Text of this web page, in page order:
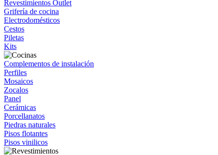
Revestimientos Outlet
Grifería de cocina
Electrodomésticos
Cestos
Piletas
Kits
Complementos de instalación
Perfiles
Mosaicos
Zocalos
Panel
Cerámicas
Porcellanatos
Piedras naturales
Pisos flotantes
Pisos vinilicos